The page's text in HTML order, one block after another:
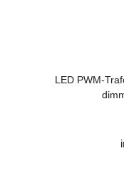
LED PWM-